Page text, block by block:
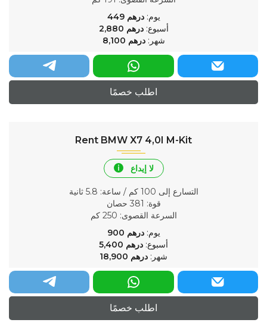
يوم: درهم 449
أسبوع: درهم
شهر: درهم
اطلب خصمًا
Rent BMW X7 4,0I M-Kit
لا إيداع
التسارع إلى 100 كم / ساعة
: 5.8 ثانية
قوة: 381 حصان
السرعة القصوى: 250 كم
يوم: درهم
أسبوع: درهم
شهر: درهم
اطلب خصمًا